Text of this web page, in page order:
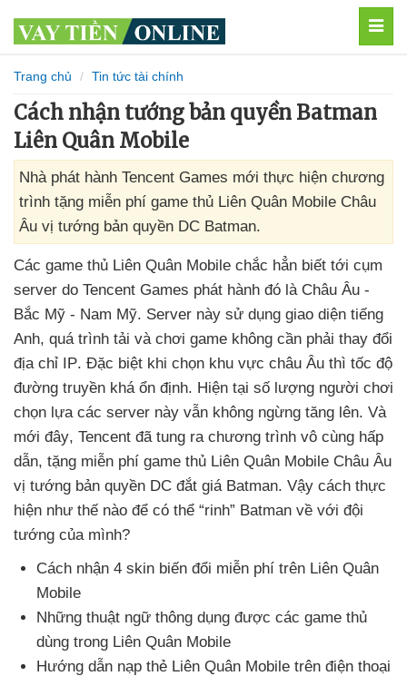
Trang chủ Tin tức tài chính
Cách nhận tướng bản quyền Batman
Liên Quân Mobile
Nhà phát hành Tencent Games mới thực hiện chương
trình tặng miễn phí game thủ Liên Quân Mobile Châu
Âu vị tướng bản quyền DC Batman.
Các game thủ Liên Quân Mobile chắc hẳn biết tới cụm
server do Tencent Games phát hành đó là Châu Âu -
Bắc Mỹ - Nam Mỹ. Server này sử dụng giao diện tiếng
Anh, quá trình tải và chơi game không cần phải thay đổi
địa chỉ IP. Đặc biệt khi chọn khu vực châu Âu thì tốc độ
đường truyền khá ổn định. Hiện tại số lượng người chơi
chọn lựa các server này vẫn không ngừng tăng lên. Và
mới đây, Tencent đã tung ra chương trình vô cùng hấp
dẫn, tặng miễn phí game thủ Liên Quân Mobile Châu Âu
vị tướng bản quyền DC đắt giá Batman. Vậy cách thực
hiện như thế nào để có thể “rinh” Batman về với đội
tướng của mình?
Cách nhận 4 skin biến đổi miễn phí trên Liên Quân
Mobile
Những thuật ngữ thông dụng được các game thủ
dùng trong Liên Quân Mobile
Hướng dẫn nạp thẻ Liên Quân Mobile trên điện thoại